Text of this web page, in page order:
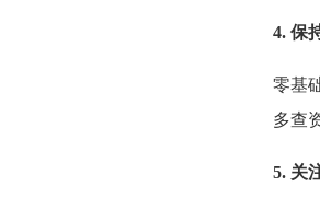
4. 保
零基
多查
5. 关